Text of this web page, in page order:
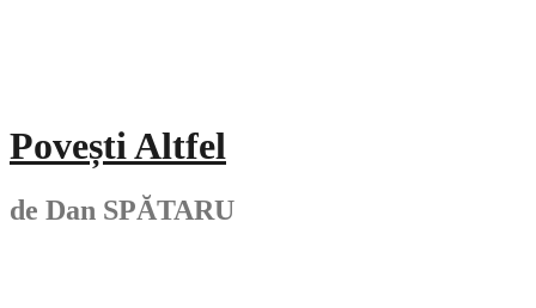
Povești Altfel
de Dan SPĂTARU